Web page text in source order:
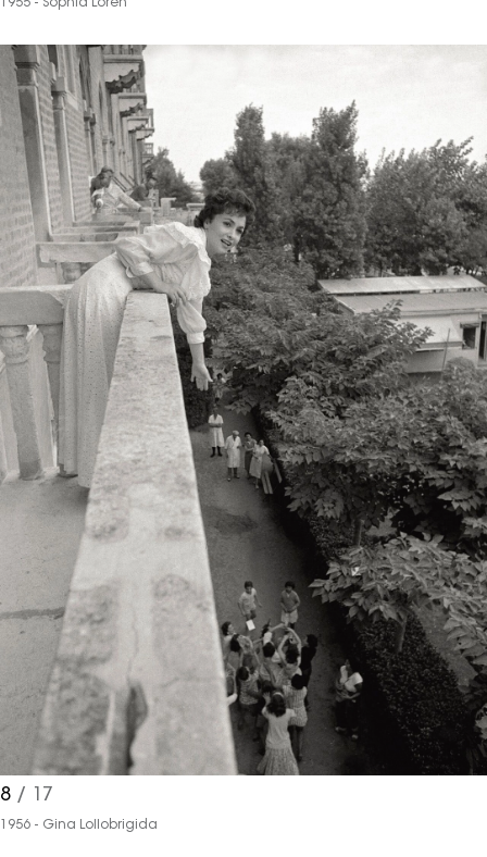
1955 - Sophia Loren
8 / 17
1956 - Gina Lollobrigida